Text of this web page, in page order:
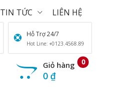
TIN TỨC LIÊN HỆ
Hỗ Trợ 24/7
Hot Line: +0123.4568.89
Giỏ hàng
0 ₫
0